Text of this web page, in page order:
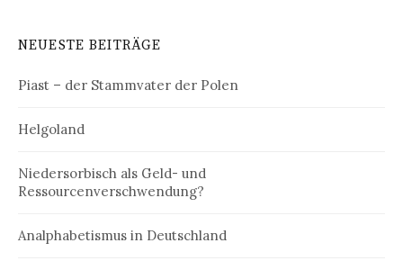
NEUESTE BEITRÄGE
Piast – der Stammvater der Polen
Helgoland
Niedersorbisch als Geld- und
Ressourcenverschwendung?
Analphabetismus in Deutschland